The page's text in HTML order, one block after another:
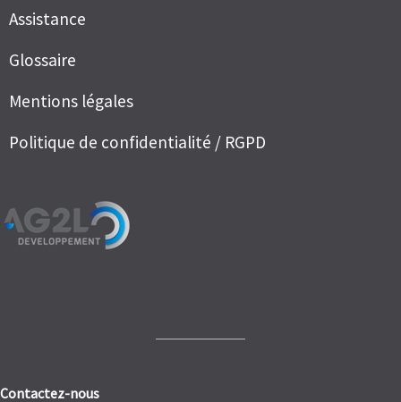
Assistance
Glossaire
Mentions légales
Politique de confidentialité / RGPD
Contactez-nous